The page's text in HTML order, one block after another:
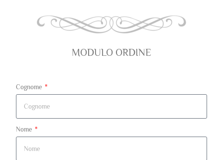
MODULO ORDINE
Cognome
Nome